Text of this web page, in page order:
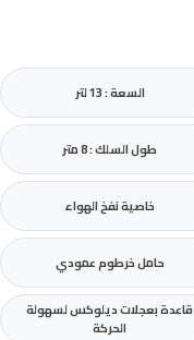
السعة : 13 لتر
طول السلك : 8 متر
خاصية نفخ الهواء
حامل خرطوم عمودي
قاعدة بعجلات ديلوكس لسهولة
الحركة